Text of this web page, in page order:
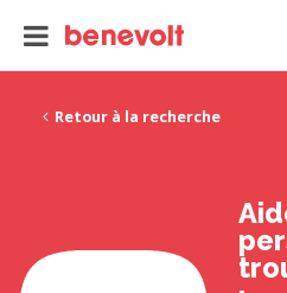
Retour à la recherche